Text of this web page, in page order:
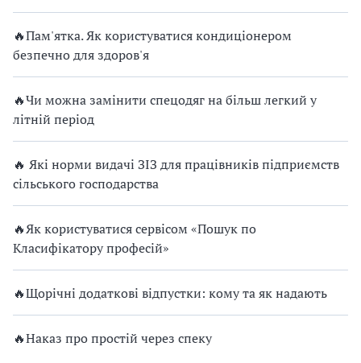
🔥Пам'ятка. Як користуватися кондиціонером
безпечно для здоров'я
🔥Чи можна замінити спецодяг на більш легкий у
літній період
🔥 Які норми видачі ЗІЗ для працівників підприємств
сільського господарства
🔥Як користуватися сервісом «Пошук по
Класифікатору професій»
🔥Щорічні додаткові відпустки: кому та як надають
🔥Наказ про простій через спеку